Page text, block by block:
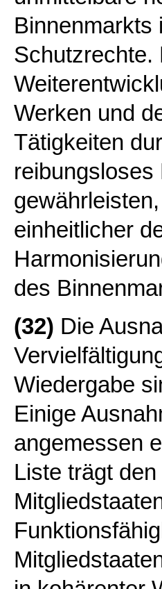
Binnenmarkts
Schutzrechte.
Werken und
Tätigkeiten
einheitlicher
des
(32) Die
Wiedergabe
Einige
angemessen
Liste trägt